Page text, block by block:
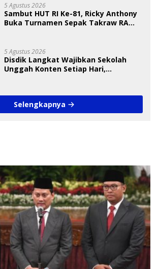
5 Agustus 2026
Sambut HUT RI Ke-81, Ricky Anthony
Buka Turnamen Sepak Takraw RA
5 Agustus 2026
Disdik Langkat Wajibkan Sekolah
Unggah Konten Setiap Hari,
Selengkapnya